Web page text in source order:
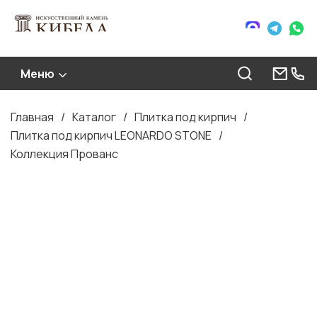
Меню
Строка
навигации
Главная Каталог
Плитка под кирпич
Плитка под кирпич LEONARDO STONE
Коллекция Прованс